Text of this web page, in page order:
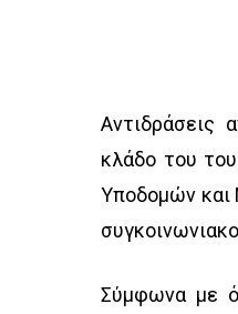
Αντιδράσεις
κλάδο του
Υποδομών και
Σύμφωνα με